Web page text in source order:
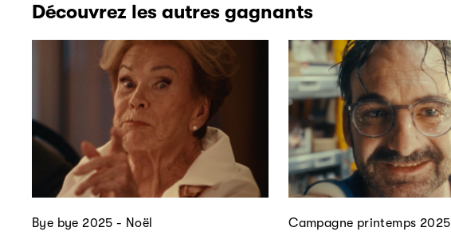
Découvrez les autres gagnants
Bye bye 2025 - Noël Campagne printemps 2025